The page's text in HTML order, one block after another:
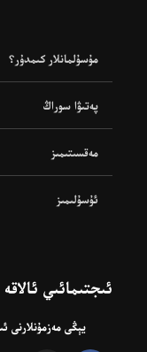
مۇسۇلمانلار كىمدۇر؟
پەتىۋا سوراڭ
مەقسىتىمىز
ئۇسۇلىمىز
ئىجتىمائىي
يېڭى مەزمۇنلارنى